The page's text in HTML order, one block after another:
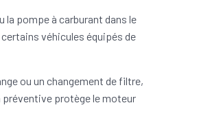
la pompe à carburant dans le
véhicules équipés de
ou un changement de filtre,
protège le moteur